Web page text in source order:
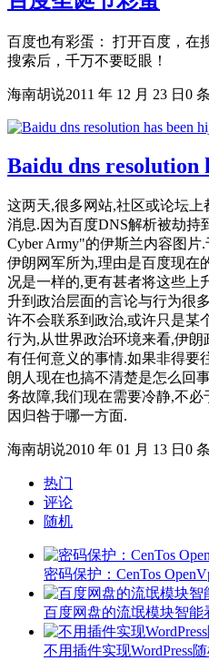
百度也有彩蛋： 打开百度，在
搜索后，千万不要眨眼！
海南胡说2011 年 12 月 23 日 0
Baidu dns resolution
这两天,很多网站,社区或论坛
消息.因为百度DNS解析被劫持
Cyber Army"的伊斯兰内容图
伊朗网军所为,理由是百度现在
况是一样的,更有甚者将这些上
升到政治层面的言论与行为很
许不会联系到政治,或许只是某
行为,从世界政治环境来看,伊
有任何意义的事情.如果非得要
朗人现在也搞不清楚是怎么回
务故障,我们现在需要冷静,不
因归咎于哪一方面.
海南胡说2010 年 01 月 13 日 0
热门
评论
随机
密码保护：CenTos
百度网盘的流氓模块智能
不用插件实现WordPress